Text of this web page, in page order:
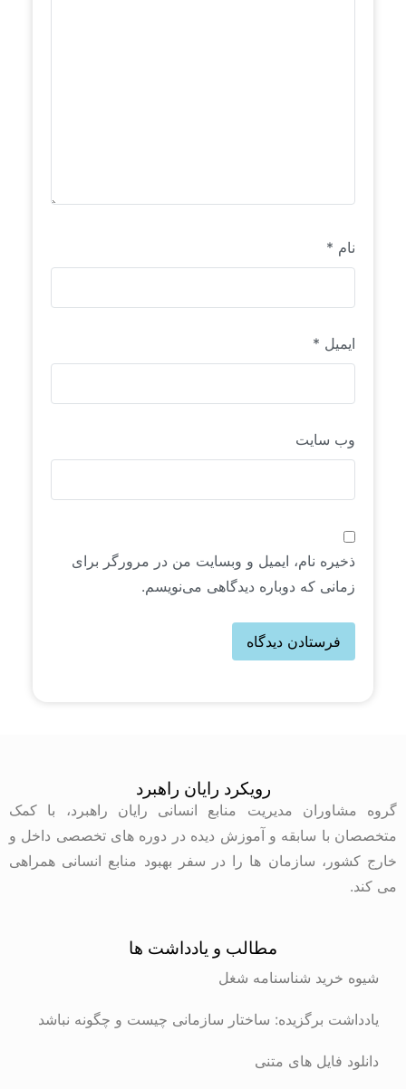
نام *
ایمیل *
وب‌ سایت
ذخیره نام، ایمیل و وبسایت من در مرورگر برای
زمانی که دوباره دیدگاهی می‌نویسم.
رویکرد رایان راهبرد
گروه مشاوران مدیریت منابع انسانی رایان راهبرد، با کمک
متخصصان با سابقه و آموزش دیده در دوره های تخصصی داخل و
خارج کشور، سازمان ها را در سفر بهبود منابع انسانی همراهی
می کند.
مطالب و یادداشت ها
شیوه خرید شناسنامه شغل
یادداشت برگزیده: ساختار سازمانی چیست و چگونه نباشد
دانلود فایل های متنی